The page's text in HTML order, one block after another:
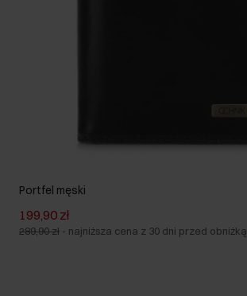
Portfel męski
199,90 zł
289,90 zł - najniższa cena z 30 dni przed obniżką